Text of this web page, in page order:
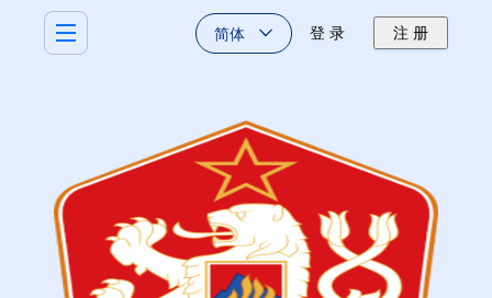
简体 登 录 注 册